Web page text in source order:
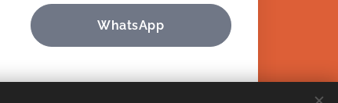
WhatsApp